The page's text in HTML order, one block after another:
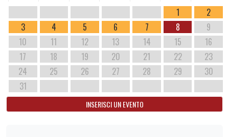
1
2
3
4 5 6 7 8
9
10
11 12 13 14 15
16
17
18 19 20 21 22
23
24
25 26 27 28 29
30
31
INSERISCI UN EVENTO